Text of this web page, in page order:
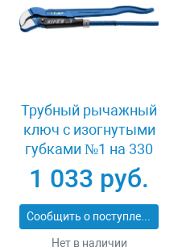
Трубный рычажный
ключ с изогнутыми
губками №1 на 330
мм Зубр КТР-S 27336-
1_z02
1 033 руб.
Сообщить о поступлении
Нет в наличии